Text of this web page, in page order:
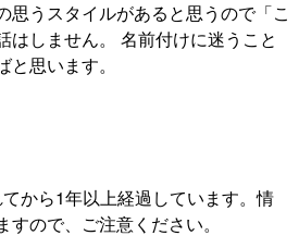
思うスタイルがあると思うので「こ
はしません。 名前付けに迷うこと
思います。
から1年以上経過しています。情
ので、ご注意ください。